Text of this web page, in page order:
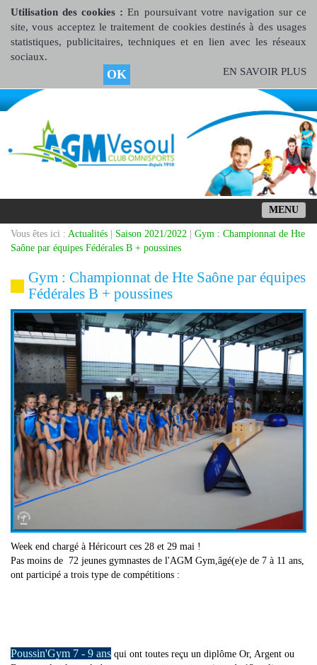
Utilisation des cookies :En poursuivant votre navigation sur ce
site, vous acceptez le traitement de cookies destinés à des usages
statistiques, publicitaires, techniques et en lien avec les réseaux
sociaux.
OK EN SAVOIR PLUS
MENU
Vous êtes ici : Actualités Saison 2021/2022
Gym : Championnat de Hte
Saône par équipes Fédérales B + poussines
Gym : Championnat de Hte Saône par équipes
Fédérales B + poussines
Week end chargé à Héricourt ces 28 et 29 mai !
Pas moins de 72 jeunes gymnastes de l'AGM Gym,âgé(e)e de 7 à 11 ans,
ont participé a trois type de compétitions :
Poussin'Gym 7 - 9 ans qui ont toutes reçu un diplôme Or, Argent ou